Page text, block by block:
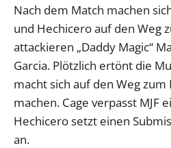
Nach dem Match machen
und Hechicero auf den Weg
attackieren „Daddy Magic“
Garcia. Plötzlich ertönt die
macht sich auf den Weg zum
machen. Cage verpasst MJF
Hechicero setzt einen
an.